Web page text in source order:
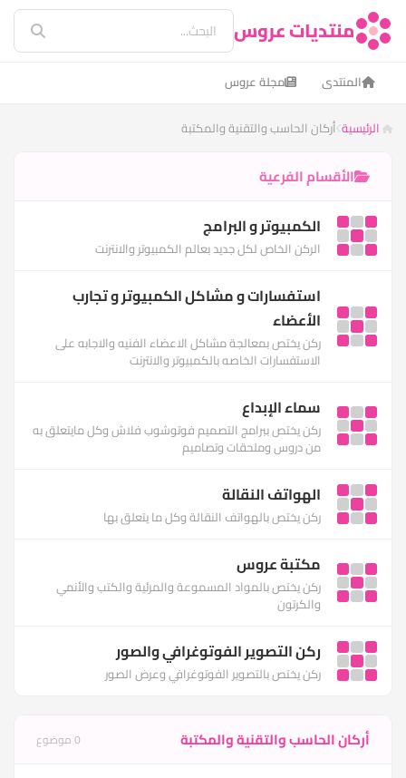
منتديات عروس
المنتدى مجلة عروس
الرئيسية أركان الحاسب والتقنية والمكتبة
الأقسام الفرعية
الكمبيوتر و البرامج
الركن الخاص لكل جديد بعالم الكمبيوتر والانترنت
استفسارات و مشاكل الكمبيوتر و تجارب
الأعضاء
ركن يختص بمعالجة مشاكل الاعضاء الفنيه والاجابه على
الاستفسارات الخاصه بالكمبيوتر والانترنت
سماء الإبداع
ركن يختص ببرامج التصميم فوتوشوب فلاش وكل مايتعلق به
من دروس وملحقات وتصاميم
الهواتف النقالة
ركن يختص بالهواتف النقالة وكل ما يتعلق بها
مكتبة عروس
ركن يختص بالمواد المسموعة والمرئية والكتب والأنمي
والكرتون
ركن التصوير الفوتوغرافي والصور
ركن يختص بالتصوير الفوتوغرافي وعرض الصور
أركان الحاسب والتقنية والمكتبة 0 موضوع